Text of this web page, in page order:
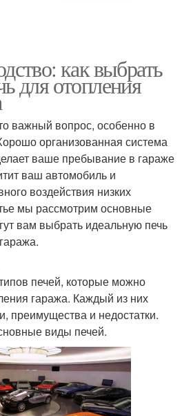
как выбрать
для отопления
важный вопрос, особенно в
организованная система
ваше пребывание в гараже
ваш автомобиль и
воздействия низких
мы рассмотрим основные
вам выбрать идеальную печь
печей, которые можно
гаража. Каждый из них
преимущества и недостатки.
виды печей.